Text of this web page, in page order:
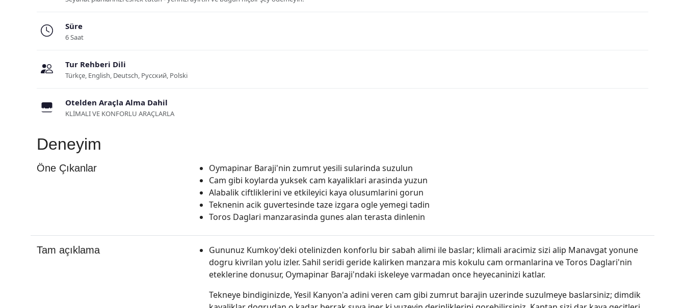
Süre
6 Saat
Tur Rehberi Dili
Türkçe, English, Deutsch, Русский, Polski
Otelden Araçla Alma Dahil
KLİMALI VE KONFORLU ARAÇLARLA
Deneyim
Öne Çıkanlar
Oymapinar Baraji'nin zumrut yesili sularinda suzulun
Cam gibi koylarda yuksek cam kayaliklari arasinda yuzun
Alabalik ciftliklerini ve etkileyici kaya olusumlarini gorun
Teknenin acik guvertesinde taze izgara ogle yemegi tadin
Toros Daglari manzarasinda gunes alan terasta dinlenin
Tam açıklama
Gununuz Kumkoy'deki otelinizden konforlu bir sabah alimi ile baslar; klimali aracimiz sizi alip Manavgat yonune
dogru kivrilan yolu izler. Sahil seridi geride kalirken manzara mis kokulu cam ormanlarina ve Toros Daglari'nin
eteklerine donusur, Oymapinar Baraji'ndaki iskeleye varmadan once heyecaninizi katlar.
Tekneye bindiginizde, Yesil Kanyon'a adini veren cam gibi zumrut barajin uzerinde suzulmeye baslarsiniz; dimdik